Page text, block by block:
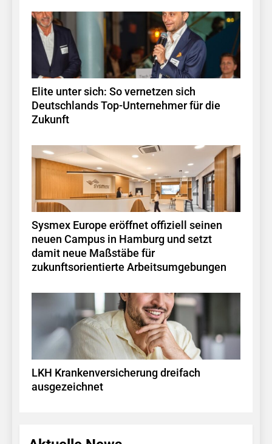
Elite unter sich: So vernetzen sich
Deutschlands Top-Unternehmer für die
Zukunft
Sysmex Europe eröffnet offiziell seinen
neuen Campus in Hamburg und setzt
damit neue Maßstäbe für
zukunftsorientierte Arbeitsumgebungen
LKH Krankenversicherung dreifach
ausgezeichnet